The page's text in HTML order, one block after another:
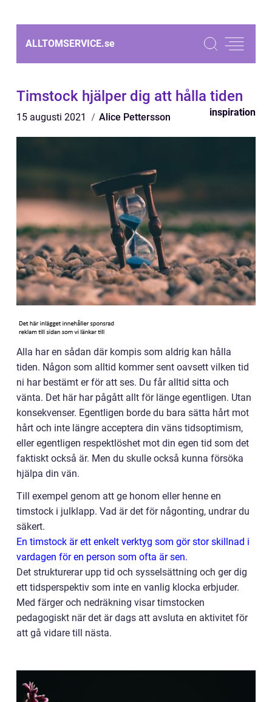
ALLTOMSERVICE.se
Timstock hjälper dig att hålla tiden
15 augusti 2021 Alice Pettersson inspiration
Alla har en sådan där kompis som aldrig kan hålla
tiden. Någon som alltid kommer sent oavsett vilken tid
ni har bestämt er för att ses. Du får alltid sitta och
vänta. Det här har pågått allt för länge egentligen. Utan
konsekvenser. Egentligen borde du bara sätta hårt mot
hårt och inte längre acceptera din väns tidsoptimism,
eller egentligen respektlöshet mot din egen tid som det
faktiskt också är. Men du skulle också kunna försöka
hjälpa din vän.
Till exempel genom att ge honom eller henne en
timstock i julklapp. Vad är det för någonting, undrar du
säkert.
En timstock är ett enkelt verktyg som gör stor skillnad i
vardagen för en person som ofta är sen.
Det strukturerar upp tid och sysselsättning och ger dig
ett tidsperspektiv som inte en vanlig klocka erbjuder.
Med färger och nedräkning visar timstocken
pedagogiskt när det är dags att avsluta en aktivitet för
att gå vidare till nästa.